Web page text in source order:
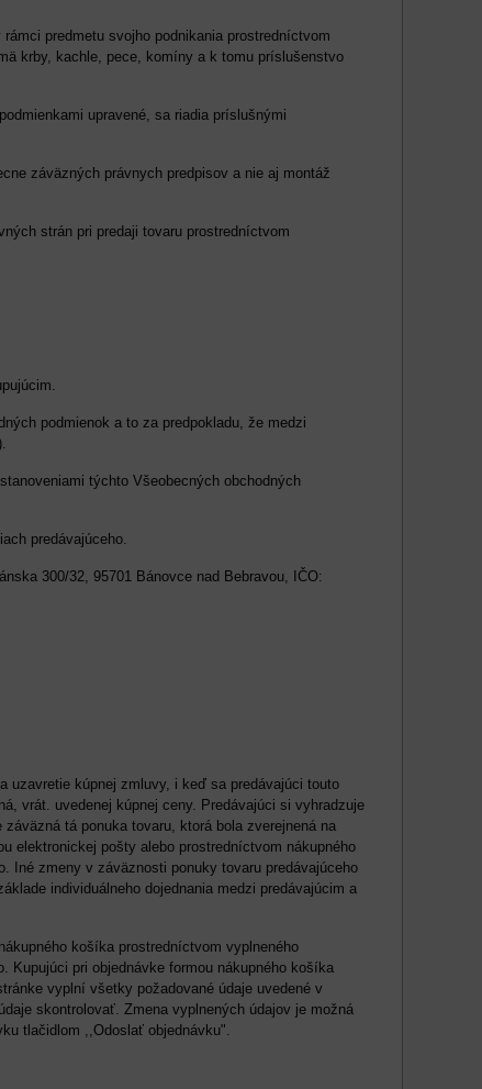
predmetu svojho podnikania prostredníctvom
krby, kachle, pece, komíny a k tomu príslušenstvo
upravené, sa riadia príslušnými
záväzných právnych predpisov a nie aj montáž
strán pri predaji tovaru prostredníctvom
podmienok a to za predpokladu, že medzi
týchto Všeobecných obchodných
predávajúceho.
300/32, 95701 Bánovce nad Bebravou, IČO:
uzavretie kúpnej zmluvy, i keď sa predávajúci touto
vrát. uvedenej kúpnej ceny. Predávajúci si vyhradzuje
tá ponuka tovaru, ktorá bola zverejnená na
elektronickej pošty alebo prostredníctvom nákupného
Iné zmeny v záväznosti ponuky tovaru predávajúceho
individuálneho dojednania medzi predávajúcim a
košíka prostredníctvom vyplneného
Kupujúci pri objednávke formou nákupného košíka
vyplní všetky požadované údaje uvedené v
skontrolovať. Zmena vyplnených údajov je možná
tlačidlom ,,Odoslať objednávku".